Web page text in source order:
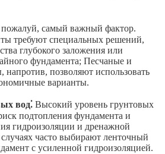
самый важный фактор.
требуют специальных решений,
глубокого заложения или
фундамента; Песчаные и
напротив, позволяют использовать
варианты.
вод⁚ Высокий уровень грунтовых
подтопления фундамента и
гидроизоляции и дренажной
часто выбирают ленточный
с усиленной гидроизоляцией.